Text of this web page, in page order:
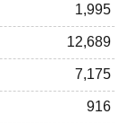
1,995
12,689
7,175
916